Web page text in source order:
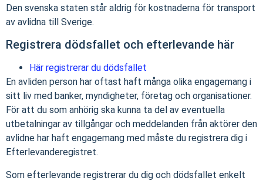
Den svenska staten står aldrig för kostnaderna för transport
av avlidna till Sverige.
Registrera dödsfallet och efterlevande här
Här registrerar du dödsfallet
En avliden person har oftast haft många olika engagemang i
sitt liv med banker, myndigheter, företag och organisationer.
För att du som anhörig ska kunna ta del av eventuella
utbetalningar av tillgångar och meddelanden från aktörer den
avlidne har haft engagemang med måste du registrera dig i
Efterlevanderegistret.
Som efterlevande registrerar du dig och dödsfallet enkelt